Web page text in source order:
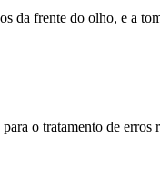
da frente do olho, e a
o tratamento de erros